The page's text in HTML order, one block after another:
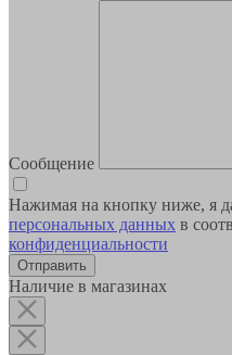
Сообщение
Нажимая на кнопку ниже, я
персональных данных в
конфиденциальности
Наличие в магазинах